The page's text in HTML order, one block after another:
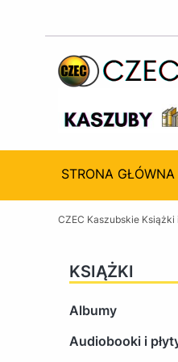
STRONA GŁÓWNA
CZEC Kaszubskie
KSIĄŻKI
Albumy
Audiobooki i